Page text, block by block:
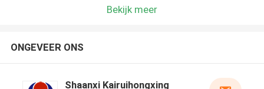
Bekijk meer
ONGEVEER ONS
Shaanxi Kairuihongxing